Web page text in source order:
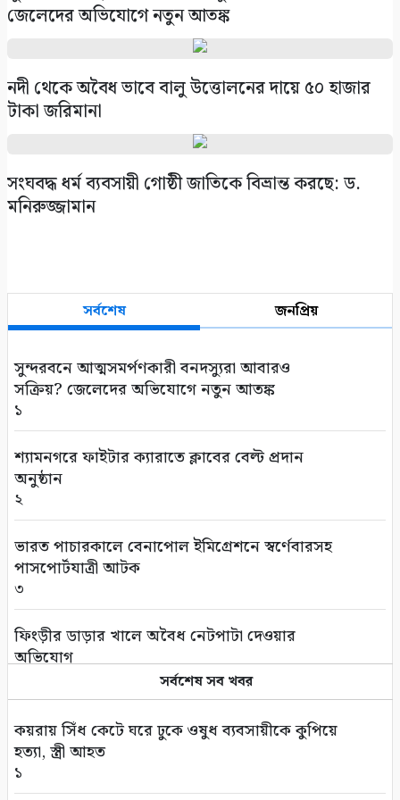
জেলেদের অভিযোগে নতুন আতঙ্ক
নদী থেকে অবৈধ ভাবে বালু উত্তোলনের দায়ে ৫০ হাজার
টাকা জরিমানা
সংঘবদ্ধ ধর্ম ব্যবসায়ী গোষ্ঠী জাতিকে বিভ্রান্ত করছে: ড.
মনিরুজ্জামান
সর্বশেষ জনপ্রিয়
সুন্দরবনে আত্মসমর্পণকারী বনদস্যুরা আবারও
সক্রিয়? জেলেদের অভিযোগে নতুন আতঙ্ক
১
শ্যামনগরে ফাইটার ক্যারাতে ক্লাবের বেল্ট প্রদান
অনুষ্ঠান
২
ভারত পাচারকালে বেনাপোল ইমিগ্রেশনে স্বর্ণেবারসহ
পাসপোর্টযাত্রী আটক
৩
ফিংড়ীর ডাড়ার খালে অবৈধ নেটপাটা দেওয়ার
অভিযোগ
তালায় বিল থেকে যুবকের মৃতদেহ উদ্ধার
৫
গণঅভ্যুত্থানের দ্বিতীয় বর্ষপূর্তি উপলক্ষে সাতক্ষীরায়
সর্বশেষ সব খবর
কয়রায় সিঁধ কেটে ঘরে ঢুকে ওষুধ ব্যবসায়ীকে কুপিয়ে
হত্যা, স্ত্রী আহত
১